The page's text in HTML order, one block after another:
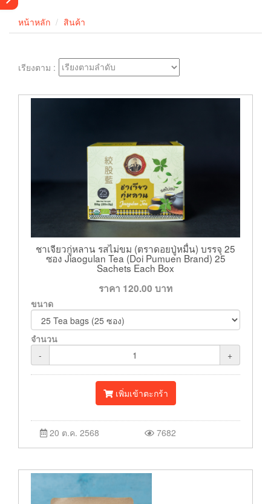
หน้าหลัก สินค้า
เรียงตาม :
ชาเจียวกู่หลาน รสไม่ขม (ตราดอยปู่หมื่น) บรรจุ 25
ซอง Jiaogulan Tea (Doi Pumuen Brand) 25
Sachets Each Box
ราคา 120.00 บาท
ขนาด
จำนวน
-
+
เพิ่มเข้าตะกร้า
20 ต.ค. 2568 7682